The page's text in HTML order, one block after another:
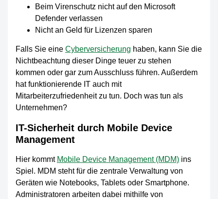
Beim Virenschutz nicht auf den Microsoft
Defender verlassen
Nicht an Geld für Lizenzen sparen
Falls Sie eine Cyberversicherung haben, kann Sie die
Nichtbeachtung dieser Dinge teuer zu stehen
kommen oder gar zum Ausschluss führen. Außerdem
hat funktionierende IT auch mit
Mitarbeiterzufriedenheit zu tun. Doch was tun als
Unternehmen?
IT-Sicherheit durch Mobile Device
Management
Hier kommt Mobile Device Management (MDM)ins
Spiel. MDM steht für die zentrale Verwaltung von
Geräten wie Notebooks, Tablets oder Smartphone.
Administratoren arbeiten dabei mithilfe von